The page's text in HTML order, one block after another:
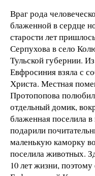
Враг рода
блаженной в сердце
старости лет
Серпухова в село
Тульской губернии.
Евфросиния взяла с
Христа. Местная
Протопопова
отдельный домик,
блаженная поселила
подарили
маленькую каморку
поселила животных.
10 лет жизни, поэтому